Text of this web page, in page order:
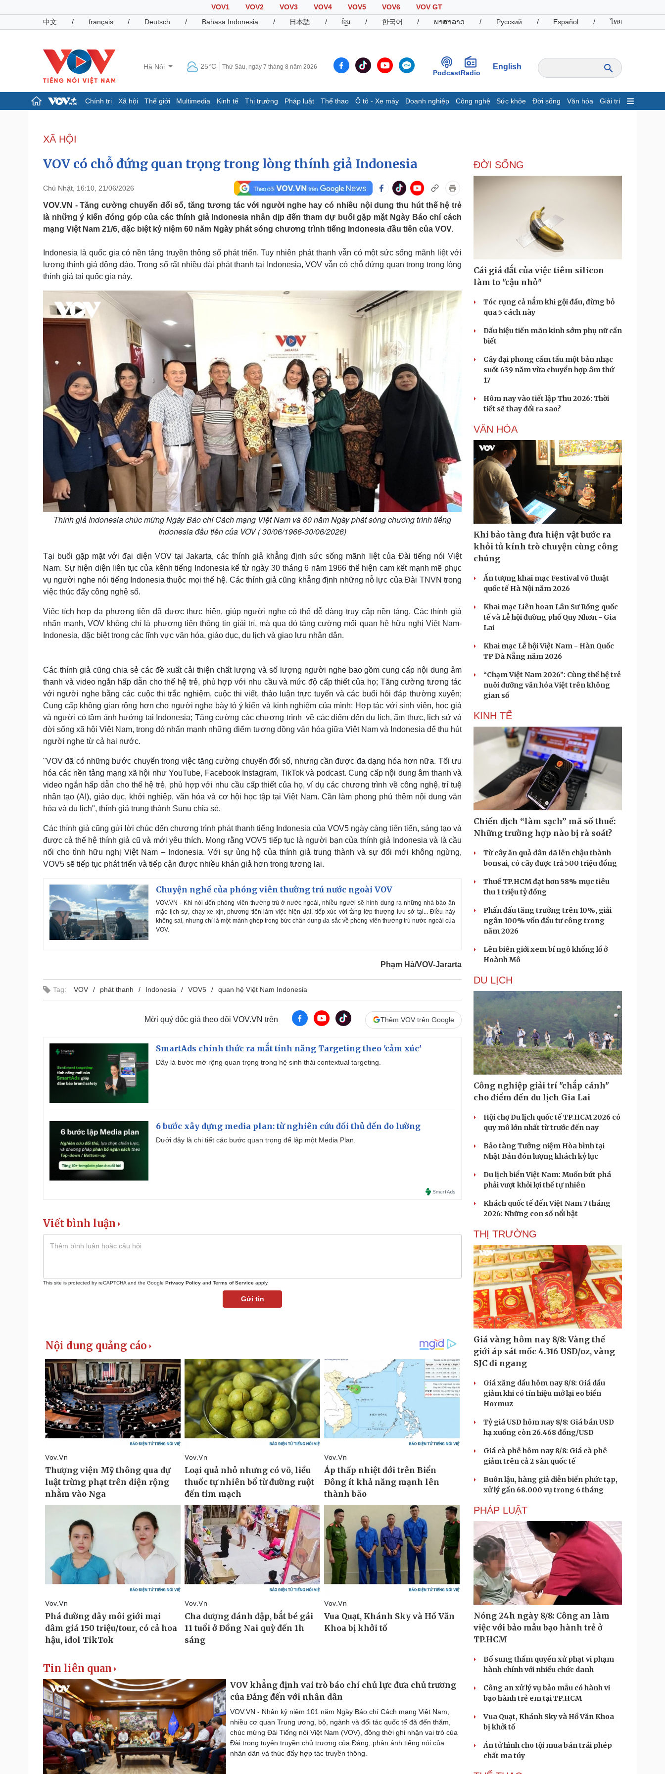
VOV1 VOV2 VOV3 VOV4 VOV5 VOV6
VOV GT
中文
/ français / Deutsch / Bahasa Indonesia / 日本語 / ខ្មែរ / 한국어 / ພາສາລາວ / Русский / Español / ไทย
Hà Nội 25°C Thứ Sáu, ngày 7 tháng 8 năm 2026
PodcastRadio
English
Chính trị Xã hội Thế giới Multimedia Kinh tế Thị trường Pháp luật Thể thao Ô tô - Xe máy Doanh nghiệp Công nghệ Sức khỏe Đời sống Văn hóa Giải trí
Đảng
Tổ chức nhân sự
Nhận diện sự thật
Dấu ấn VOV
E-Magazine
Infographic
Giá cà phê
Pháp luật
Vụ án
Tin nóng
Quân sự - Quốc phòng
Vũ khí
Việt Nam
Thể thao
Bóng đá
Lịch thi đấu bóng đá
eSports
Hậu trường
Ô tô - Xe máy
Ô tô
Xe máy
Doanh nghiệp
Thông tin doanh nghiệp
Doanh nghiệp 24h
Vì cộng đồng
Sành điệu
Tin Công nghệ
Trải nghiệm
Chuyển đổi số
Sức khỏe
Sản phụ khoa
Nhi khoa
Nam khoa
Làm đẹp - giảm cân
Phòng mạch online
Ăn sạch sống khỏe
Tình yêu - Gia đình
Thời trang
Sao Việt
Săn Tour
check-in
Podcast
Đọc truyện đêm khuya
Hạt giống tâm hồn
Cải chính
XÃ HỘI
VOV có chỗ đứng quan trọng trong lòng thính giả Indonesia
Chủ Nhật, 16:10, 21/06/2026
VOV.VN - Tăng cường chuyển đổi số, tăng tương tác với người nghe hay có nhiều nội dung thu hút thế hệ trẻ
là những ý kiến đóng góp của các thính giả Indonesia nhân dịp đến tham dự buổi gặp mặt Ngày Báo chí cách
mạng Việt Nam 21/6, đặc biệt kỷ niệm 60 năm Ngày phát sóng chương trình tiếng Indonesia đầu tiên của VOV.
Indonesia là quốc gia có nền tảng truyền thông số phát triển. Tuy nhiên phát thanh vẫn có một sức sống mãnh liệt với
lượng thính giả đông đảo. Trong số rất nhiều đài phát thanh tại Indonesia, VOV vẫn có chỗ đứng quan trọng trong lòng
thính giả tại quốc gia này.
Thính giả Indonesia chúc mừng Ngày Báo chí Cách mạng Việt Nam và 60 năm Ngày phát sóng chương trình tiếng
Indonesia đầu tiên của VOV ( 30/06/1966-30/06/2026)
Tại buổi gặp mặt với đại diện VOV tại Jakarta, các thính giả khẳng định sức sống mãnh liệt của Đài tiếng nói Việt
Nam. Sự hiện diện liên tục của kênh tiếng Indonesia kể từ ngày 30 tháng 6 năm 1966 thể hiện cam kết mạnh mẽ phục
vụ người nghe nói tiếng Indonesia thuộc mọi thế hệ. Các thính giả cũng khẳng định những nỗ lực của Đài TNVN trong
việc thúc đẩy công nghệ số.
Việc tích hợp đa phương tiện đã được thực hiện, giúp người nghe có thể dễ dàng truy cập nền tảng. Các thính giả
nhấn mạnh, VOV không chỉ là phương tiện thông tin giải trí, mà qua đó tăng cường mối quan hệ hữu nghị Việt Nam-
Indonesia, đặc biệt trong các lĩnh vực văn hóa, giáo dục, du lịch và giao lưu nhân dân.
Các thính giả cũng chia sẻ các đề xuất cải thiện chất lượng và số lượng người nghe bao gồm cung cấp nội dung âm
thanh và video ngắn hấp dẫn cho thế hệ trẻ, phù hợp với nhu cầu và mức độ cấp thiết của họ; Tăng cường tương tác
với người nghe bằng các cuộc thi trắc nghiệm, cuộc thi viết, thảo luận trực tuyến và các buổi hỏi đáp thường xuyên;
Cung cấp không gian rộng hơn cho người nghe bày tỏ ý kiến ​​và kinh nghiệm của mình; Hợp tác với sinh viên, học giả
và người có tầm ảnh hưởng tại Indonesia; Tăng cường các chương trình về các điểm đến du lịch, ẩm thực, lịch sử và
đời sống xã hội Việt Nam, trong đó nhấn mạnh những điểm tương đồng văn hóa giữa Việt Nam và Indonesia để thu hút
người nghe từ cả hai nước.
"VOV đã có những bước chuyển trong việc tăng cường chuyển đổi số, nhưng cần được đa dạng hóa hơn nữa. Tối ưu
hóa các nền tảng mạng xã hội như YouTube, Facebook Instagram, TikTok và podcast. Cung cấp nội dung âm thanh và
video ngắn hấp dẫn cho thế hệ trẻ, phù hợp với nhu cầu cấp thiết của họ, ví dụ các chương trình về công nghệ, trí tuệ
nhân tạo (AI), giáo dục, khởi nghiệp, văn hóa và cơ hội học tập tại Việt Nam. Cần làm phong phú thêm nội dung văn
hóa và du lịch", thính giả trung thành Sunu chia sẻ.
Các thính giả cũng gửi lời chúc đến chương trình phát thanh tiếng Indonesia của VOV5 ngày càng tiên tiến, sáng tạo và
được cả thế hệ thính giả cũ và mới yêu thích. Mong rằng VOV5 tiếp tục là người bạn của thính giả Indonesia và là cầu
nối cho tình hữu nghị Việt Nam – Indonesia. Với sự ủng hộ của thính giả trung thành và sự đổi mới không ngừng,
VOV5 sẽ tiếp tục phát triển và tiếp cận được nhiều khán giả hơn trong tương lai.
Chuyện nghề của phóng viên thường trú nước ngoài VOV
VOV.VN - Khi nói đến phóng viên thường trú ở nước ngoài, nhiều người sẽ hình dung ra những nhà báo ăn
mặc lịch sự, chạy xe xịn, phương tiện làm việc hiện đại, tiếp xúc với tầng lớp thượng lưu sở tại... Điều này
không sai, nhưng chỉ là một mảnh ghép trong bức chân dung đa sắc về phóng viên thường trú nước ngoài của
VOV.
Phạm Hà/VOV-Jararta
Tag: VOV phát thanh Indonesia VOV5 quan hệ Việt Nam Indonesia
Mời quý độc giả theo dõi VOV.VN trên Thêm VOV trên Google
SmartAds chính thức ra mắt tính năng Targeting theo 'cảm xúc'
Đây là bước mở rộng quan trọng trong hệ sinh thái contextual targeting.
6 bước xây dựng media plan: từ nghiên cứu đối thủ đến đo lường
Dưới đây là chi tiết các bước quan trọng để lập một Media Plan.
Viết bình luận
This site is protected by reCAPTCHA and the Google Privacy Policy and Terms of Service apply.
Gửi tin
Tin liên quan
VOV khẳng định vai trò báo chí chủ lực đưa chủ trương
của Đảng đến với nhân dân
VOV.VN - Nhân kỷ niệm 101 năm Ngày Báo chí Cách mạng Việt Nam,
nhiều cơ quan Trung ương, bộ, ngành và đối tác quốc tế đã đến thăm,
chúc mừng Đài Tiếng nói Việt Nam (VOV), đồng thời ghi nhận vai trò của
Đài trong tuyên truyền chủ trương của Đảng, phản ánh tiếng nói của
nhân dân và thúc đẩy hợp tác truyền thông.
ĐỜI SỐNG
Cái giá đắt của việc tiêm silicon
làm to "cậu nhỏ"
Tóc rụng cả nắm khi gội đầu, đừng bỏ
qua 5 cách này
Dấu hiệu tiền mãn kinh sớm phụ nữ cần
biết
Cây đại phong cầm tấu một bản nhạc
suốt 639 năm vừa chuyển hợp âm thứ
17
Hôm nay vào tiết lập Thu 2026: Thời
tiết sẽ thay đổi ra sao?
VĂN HÓA
Khi bảo tàng đưa hiện vật bước ra
khỏi tủ kính trò chuyện cùng công
chúng
Ấn tượng khai mạc Festival võ thuật
quốc tế Hà Nội năm 2026
Khai mạc Liên hoan Lân Sư Rồng quốc
tế và Lễ hội đường phố Quy Nhơn - Gia
Lai
Khai mạc Lễ hội Việt Nam - Hàn Quốc
TP Đà Nẵng năm 2026
“Chạm Việt Nam 2026”: Cùng thế hệ trẻ
nuôi dưỡng văn hóa Việt trên không
gian số
KINH TẾ
Chiến dịch “làm sạch” mã số thuế:
Những trường hợp nào bị rà soát?
Từ cây ăn quả dân dã lên chậu thành
bonsai, có cây được trả 500 triệu đồng
Thuế TP.HCM đạt hơn 58% mục tiêu
thu 1 triệu tỷ đồng
Phấn đấu tăng trưởng trên 10%, giải
ngân 100% vốn đầu tư công trong
năm 2026
Lên biên giới xem bí ngô khổng lồ ở
Hoành Mô
DU LỊCH
Công nghiệp giải trí "chắp cánh"
cho điểm đến du lịch Gia Lai
Hội chợ Du lịch quốc tế TP.HCM 2026 có
quy mô lớn nhất từ trước đến nay
Bảo tàng Tưởng niệm Hòa bình tại
Nhật Bản đón lượng khách kỷ lục
Du lịch biển Việt Nam: Muốn bứt phá
phải vượt khỏi lợi thế tự nhiên
Khách quốc tế đến Việt Nam 7 tháng
2026: Những con số nổi bật
THỊ TRƯỜNG
Giá vàng hôm nay 8/8: Vàng thế
giới áp sát mốc 4.316 USD/oz, vàng
SJC đi ngang
Giá xăng dầu hôm nay 8/8: Giá dầu
giảm khi có tín hiệu mở lại eo biển
Hormuz
Tỷ giá USD hôm nay 8/8: Giá bán USD
hạ xuống còn 26.468 đồng/USD
Giá cà phê hôm nay 8/8: Giá cà phê
giảm trên cả 2 sàn quốc tế
Buôn lậu, hàng giả diễn biến phức tạp,
xử lý gần 68.000 vụ trong 6 tháng
PHÁP LUẬT
Nóng 24h ngày 8/8: Công an làm
việc với bảo mẫu bạo hành trẻ ở
TP.HCM
Bổ sung thẩm quyền xử phạt vi phạm
hành chính với nhiều chức danh
Công an xử lý vụ bảo mẫu có hành vi
bạo hành trẻ em tại TP.HCM
Vua Quạt, Khánh Sky và Hồ Văn Khoa
bị khởi tố
Án tử hình cho tội mua bán trái phép
chất ma túy